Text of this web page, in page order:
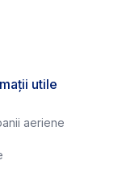
utile
aeriene